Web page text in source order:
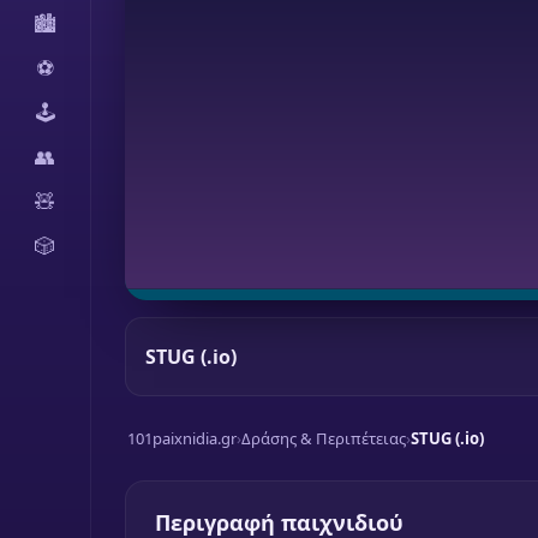
🏙️
⚽
🕹️
👥
🧸
🎲
STUG (.io)
101paixnidia.gr›Δράσης & Περιπέτειας›STUG (.io)
Περιγραφή παιχνιδιού